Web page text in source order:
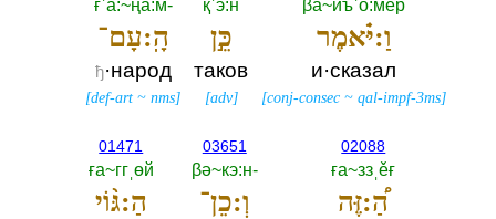
βа~йъˈо:мěр
וַ:יֹּ֗אמֶר
и·сказал
[conj-consec ~qal-impf-3ms]
қˈэ:н
כֵּ֣ן
таков
[adv]
ғˈа:~ңа:м-‎
הָֽ:עָם־
ђ·народ
[def-art ~nms]
02088
ға~ззˌěғ
הַ֠:זֶּה
03651
βә~кэ:н-‎
וְ:כֵן־
01471
ға~ггˌөй
הַ:גּ֨וֹי